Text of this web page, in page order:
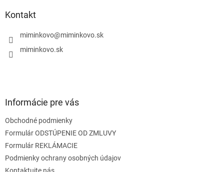
s
Kontakt
miminkovo@miminkovo.sk
miminkovo.sk
Informácie pre vás
Obchodné podmienky
Formulár ODSTÚPENIE OD ZMLUVY
Formulár REKLÁMACIE
Podmienky ochrany osobných údajov